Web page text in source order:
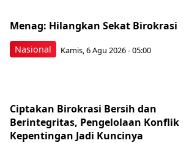
Nasional
Menag: Hilangkan Sekat Birokrasi
Kamis, 6 Agu 2026 - 05:00
Ciptakan Birokrasi Bersih dan
Berintegritas, Pengelolaan Konflik
Kepentingan Jadi Kuncinya